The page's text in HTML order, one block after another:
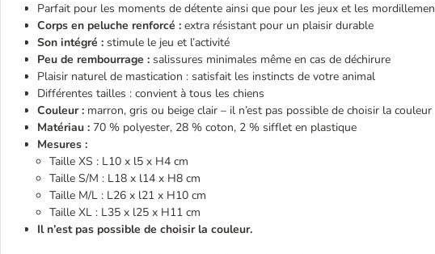
Parfait pour les moments de détente ainsi que pour les jeux et les
Corps en peluche renforcé : extra résistant pour un plaisir durable
Son intégré : stimule le jeu et l’activité
Peu de rembourrage : salissures minimales même en cas de déchirure
Plaisir naturel de mastication : satisfait les instincts de votre animal
Différentes tailles : convient à tous les chiens
Couleur : marron, gris ou beige clair – il n’est pas possible de choisir la couleur
Matériau : 70 % polyester, 28 % coton, 2 % sifflet en plastique
Mesures :
Taille XS : L10 x l5 x H4 cm
Taille S/M : L18 x l14 x H8 cm
Taille M/L : L26 x l21 x H10 cm
Taille XL : L35 x l25 x H11 cm
Il n’est pas possible de choisir la couleur.